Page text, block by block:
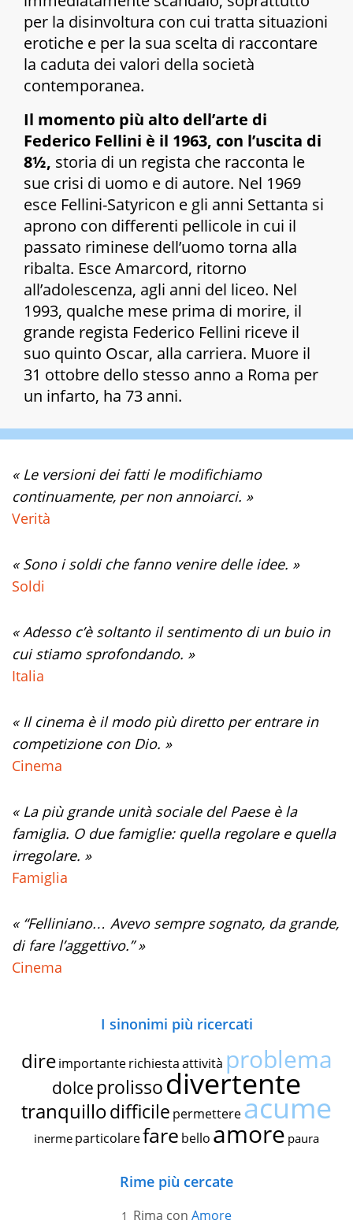
per la disinvoltura con cui tratta situazioni
erotiche e per la sua scelta di raccontare
la caduta dei valori della società
contemporanea.
Il momento più alto dell’arte di
Federico Fellini è il 1963, con l’uscita di
8½, storia di un regista che racconta le
sue crisi di uomo e di autore. Nel 1969
esce Fellini-Satyricon e gli anni Settanta si
aprono con differenti pellicole in cui il
passato riminese dell’uomo torna alla
ribalta. EsceAmarcord, ritorno
all’adolescenza, agli anni del liceo. Nel
1993, qualche mese prima di morire, il
grande regista Federico Fellini riceve il
suo quinto Oscar, alla carriera. Muore il
31 ottobre dello stesso anno a Roma per
un infarto, ha 73 anni.
« Le versioni dei fatti le modifichiamo
continuamente, per non annoiarci. »
Verità
« Sono i soldi che fanno venire delle idee. »
Soldi
« Adesso c’è soltanto il sentimento di un buio in
cui stiamo sprofondando. »
Italia
« Il cinema è il modo più diretto per entrare in
competizione con Dio. »
Cinema
« La più grande unità sociale del Paese è la
famiglia. O due famiglie: quella regolare e quella
irregolare. »
Famiglia
« “Felliniano… Avevo sempre sognato, da grande,
di fare l’aggettivo.” »
Cinema
I sinonimi più ricercati
dire importante richiestaattività problema
dolce prolissodivertente
tranquillodifficile permettereacume
inerme particolarefare bello amore paura
Rime più cercate
Rima con Amore